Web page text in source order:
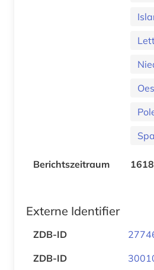
Berichtszeitraum 1618
Externe Identifier
ZDB-ID
ZDB-ID